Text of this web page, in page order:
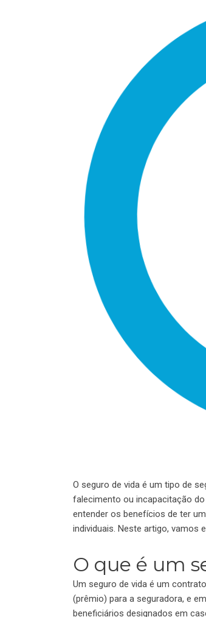
O seguro de vida é um tipo de
falecimento ou incapacitação
entender os benefícios de ter
individuais. Neste artigo, vamos
O que é um
Um seguro de vida é um
(prêmio) para a seguradora, e
beneficiários designados em